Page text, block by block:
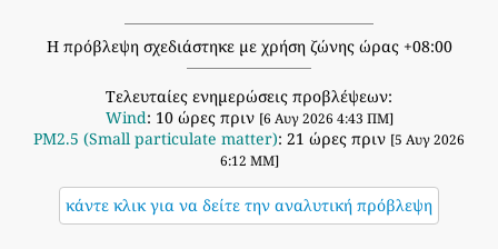
Η πρόβλεψη σχεδιάστηκε με χρήση ζώνης ώρας +08:00
Τελευταίες ενημερώσεις προβλέψεων:
Wind: 10 ώρες πριν [6 Αυγ 2026 4:43 ΠΜ]
PM2.5 (Small particulate matter): 21 ώρες πριν [5 Αυγ 2026
6:12 ΜΜ]
κάντε κλικ για να δείτε την αναλυτική πρόβλεψη